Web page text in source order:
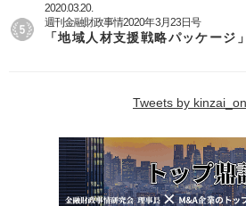
2020.03.20.
週刊金融財政事情2020年3月23日号
「地域人材支援戦略パッケージ
Tweets by